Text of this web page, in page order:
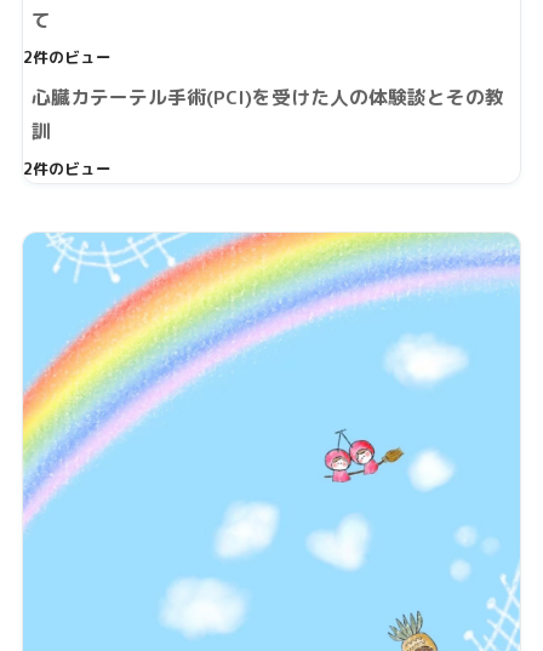
て
2件のビュー
心臓カテーテル手術(PCI)を受けた人の体験談とその教
訓
2件のビュー